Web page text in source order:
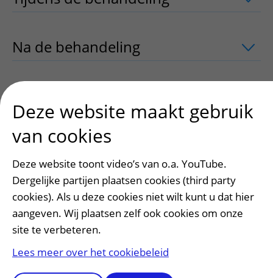
Na de behandeling uitklapper, klik
Wachttijdenuitklapper, klik om te
Meer wetenuitklapper, klik om te
Deze website maakt gebruik
van cookies
Deze website toont video’s van o.a. YouTube.
Dergelijke partijen plaatsen cookies (third party
cookies). Als u deze cookies niet wilt kunt u dat hier
aangeven. Wij plaatsen zelf ook cookies om onze
site te verbeteren.
Lees meer over het cookiebeleid